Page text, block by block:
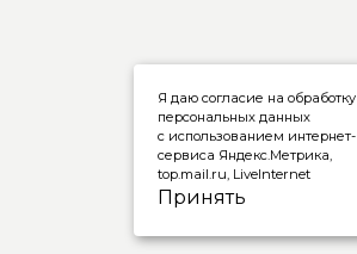
Я даю согласие на обработку
персональных данных
с использованием интернет-
сервиса Яндекс.Метрика,
top.mail.ru, LiveInternet
Принять